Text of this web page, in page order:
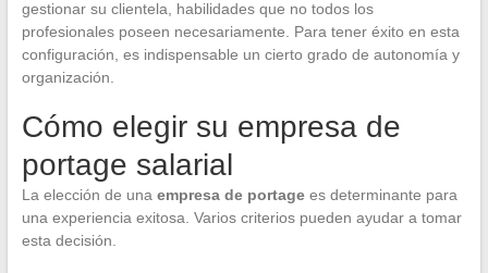
gestionar su clientela, habilidades que no todos los
profesionales poseen necesariamente. Para tener éxito en esta
configuración, es indispensable un cierto grado de autonomía y
organización.
Cómo elegir su empresa de
portage salarial
La elección de una empresa de portagees determinante para
una experiencia exitosa. Varios criterios pueden ayudar a tomar
esta decisión.